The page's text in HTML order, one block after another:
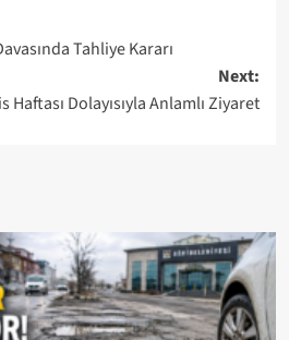
Tahliye Kararı
Next:
Haftası Dolayısıyla Anlamlı Ziyaret